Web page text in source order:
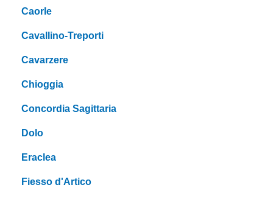
Caorle
Cavallino-Treporti
Cavarzere
Chioggia
Concordia Sagittaria
Dolo
Eraclea
Fiesso d'Artico